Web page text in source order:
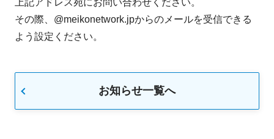
上記アドレス宛にお問い合わせください。
その際、@meikonetwork.jpからのメールを受信できる
よう設定ください。
お知らせ一覧へ